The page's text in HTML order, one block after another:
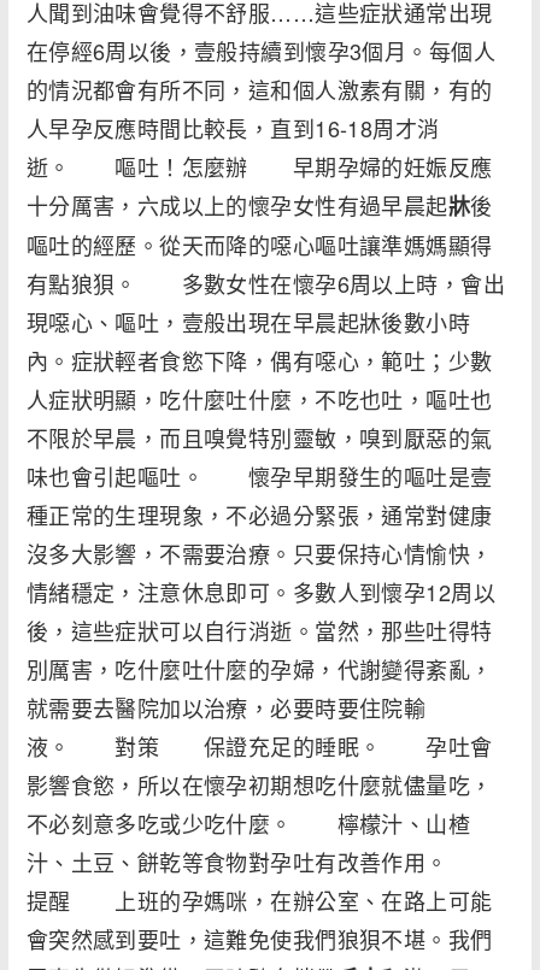
人聞到油味會覺得不舒服……這些症狀通常出現
在停經6周以後，壹般持續到懷孕3個月。每個人
的情況都會有所不同，這和個人激素有關，有的
人早孕反應時間比較長，直到16-18周才消
逝。 嘔吐！怎麼辦 早期孕婦的妊娠反應
十分厲害，六成以上的懷孕女性有過早晨起牀後
嘔吐的經歷。從天而降的噁心嘔吐讓準媽媽顯得
有點狼狽。 多數女性在懷孕6周以上時，會出
現噁心、嘔吐，壹般出現在早晨起牀後數小時
內。症狀輕者食慾下降，偶有噁心，範吐；少數
人症狀明顯，吃什麼吐什麼，不吃也吐，嘔吐也
不限於早晨，而且嗅覺特別靈敏，嗅到厭惡的氣
味也會引起嘔吐。 懷孕早期發生的嘔吐是壹
種正常的生理現象，不必過分緊張，通常對健康
沒多大影響，不需要治療。只要保持心情愉快，
情緒穩定，注意休息即可。多數人到懷孕12周以
後，這些症狀可以自行消逝。當然，那些吐得特
別厲害，吃什麼吐什麼的孕婦，代謝變得紊亂，
就需要去醫院加以治療，必要時要住院輸
液。 對策 保證充足的睡眠。 孕吐會
影響食慾，所以在懷孕初期想吃什麼就儘量吃，
不必刻意多吃或少吃什麼。 檸檬汁、山楂
汁、土豆、餅乾等食物對孕吐有改善作用。
提醒 上班的孕媽咪，在辦公室、在路上可能
會突然感到要吐，這難免使我們狼狽不堪。我們